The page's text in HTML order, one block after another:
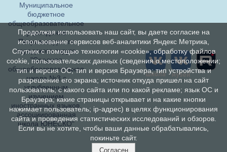
Муниципальное
бюджетное
общеобразовательное
учреждение
Петрозаводского
городского округа
"Средняя
общеобразовательная
школа №3 с
углубленным
изучением
иностранных языков,
ассоциированная
школа ЮНЕСКО"
Продолжая использовать наш сайт, вы даете согласие на
использование сервисов веб-аналитики Яндекс Метрика,
Спутник с помощью технологии «cookie», обработку файлов
cookie, пользовательских данных (сведения о местоположении;
тип и версия ОС; тип и версия Браузера; тип устройства и
разрешение его экрана; источник откуда пришел на сайт
пользователь; с какого сайта или по какой рекламе; язык ОС и
Браузера; какие страницы открывает и на какие кнопки
нажимает пользователь; ip-адрес) в целях функционирования
сайта и проведения статистических исследований и обзоров.
Если вы не хотите, чтобы ваши данные обрабатывались,
покиньте сайт.
Согласен